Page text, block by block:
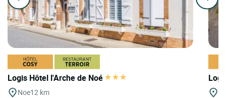
Logis Hôtel l'Arche de Noé
Noe12 km